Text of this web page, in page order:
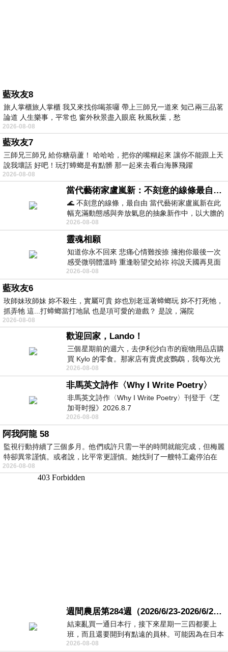
藍玫友8
旅人掌櫃旅人掌櫃 我又來找你喝茶囉 帶上三師兄一道來 知己兩三品茗
論道 人生樂事，平常也 窗外秋景盡入眼底 秋風秋葉，愁
2026-08-08
藍玫友7
三師兄三師兄 給你糖葫蘆！ 哈哈哈，把你的嘴糊起來 讓你不能跟上天
說我壞話 好吧！玩打蟑螂是有點髒 那一起來去看白海豚飛躍
2026-08-08
當代藝術家盧嵐新：不刻意的線條最自由，讓色彩流動、筆觸自己說話
🌊 不刻意的線條，最自由 當代藝術家盧嵐新在此
幅充滿動態感與奔放氣息的抽象新作中，以大膽的
藍色顏料在白色畫布上揮灑、壓印與流淌
2026-08-08
靈魂相願
知道你永不回來 悲痛心情難按捺 擁抱你最後一次
感受微弱體溫時 重逢盼望交給祢 祢說天國再見面
此刻忍淚說別離 他日靈魂再
2026-08-08
藍玫友6
玫師妹玫師妹 妳不殺生，實屬可貴 妳也別老逗著蟑螂玩 妳不打死牠，
抓弄牠 這...打蟑螂當打地鼠 也是項可愛的遊戲？ 是說，滿院
2026-08-08
歡迎回家，Lando！
三個星期前的週六，去伊利沙白市的寵物用品店購
買 Kylo 的零食。那家店有賣虎皮鸚鵡，我每次光
顧都會去看一下。他們偶爾會引進 C
2026-08-08
非馬英文詩作〈Why I Write Poetry〉
非馬英文詩作〈Why I Write Poetry〉刊登于《芝
加哥时报》2026.8.7
2026-08-08
阿我阿龍 58
監視行動持續了三個多月。他們或許只需一半的時間就能完成，但梅麗
特卻異常謹慎。或者說，比平常更謹慎。她找到了一艘特工處停泊在
2026-08-08
週間農居第284週（2026/6/23-2026/6/24) 夏至 金黃稻浪洋溢豐收喜悅
結束亂買一通日本行，接下來星期一三四都要上
班，而且還要開到有點遠的員林。可能因為在日本
花不少錢，星期一出門上班時，心裡沒有一
2026-08-08